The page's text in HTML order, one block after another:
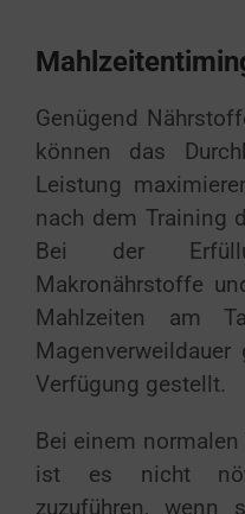
Genügend
können das
Leistung
nach dem Training
Bei der
Makronährstoffe
Mahlzeiten am
Verfügung gestellt.
Bei einem
ist es nicht
zuzuführen, wenn